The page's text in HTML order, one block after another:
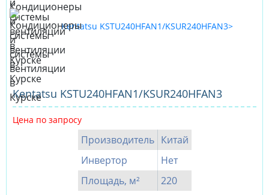
Kentatsu KSTU240HFAN1/KSUR240HFAN3
Цена по запросу
Производитель Китай
Инвертор
Нет
Площадь, м²
220